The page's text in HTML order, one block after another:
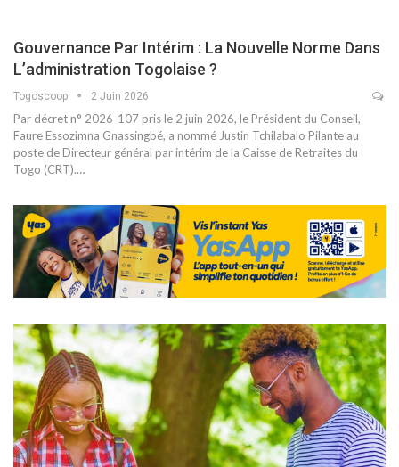
Gouvernance Par Intérim : La Nouvelle Norme Dans
L’administration Togolaise ?
Togoscoop 2 Juin 2026
Par décret n° 2026-107 pris le 2 juin 2026, le Président du Conseil,
Faure Essozimna Gnassingbé, a nommé Justin Tchilabalo Pilante au
poste de Directeur général par intérim de la Caisse de Retraites du
Togo (CRT).…